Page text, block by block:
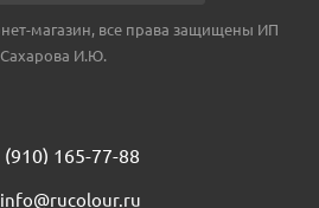
магазин, все права защищены ИП
Сахарова И.Ю.
(910) 165-77-88
info@rucolour.ru